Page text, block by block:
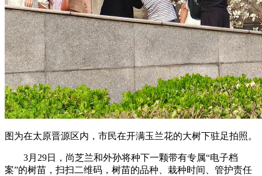
图为在太原晋源区内，市民在开满玉兰花的大树下驻足拍照。
3月29日，尚芝兰和外孙将种下一颗带有专属“电子档
案”的树苗，扫扫二维码，树苗的品种、栽种时间、管护责任